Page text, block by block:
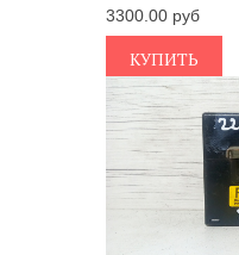
3300.00
КУПИТЬ